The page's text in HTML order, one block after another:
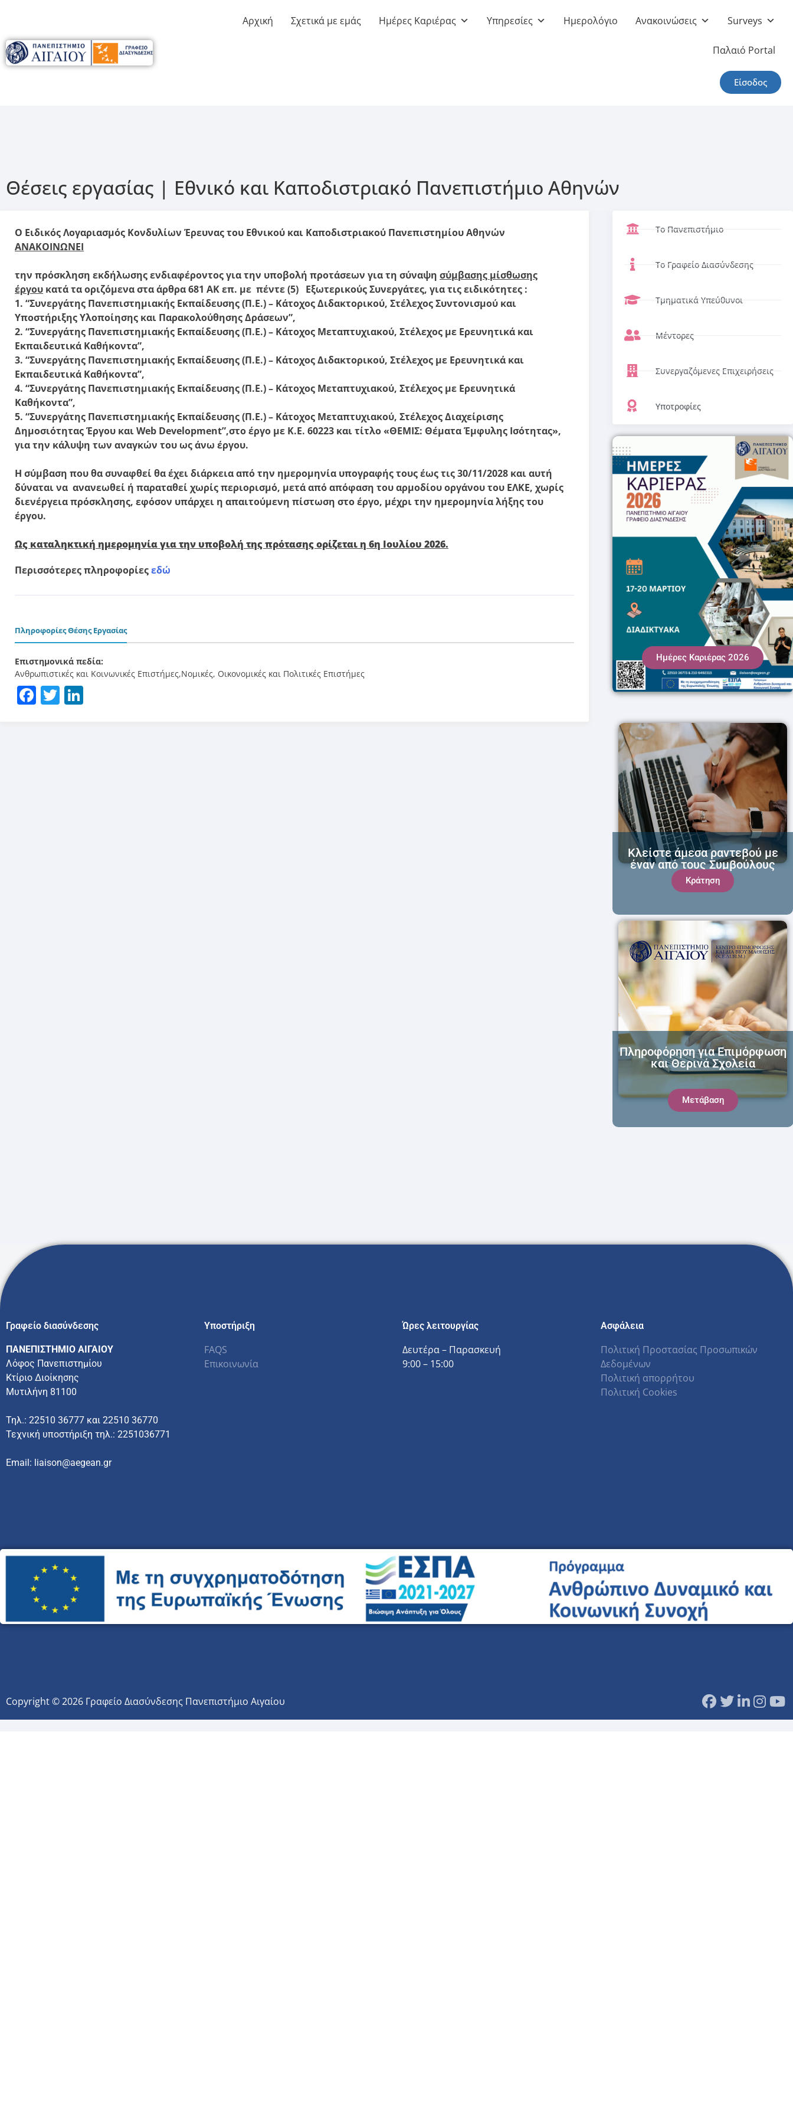
Αρχική Σχετικά με εμάς Ημέρες Καριέρας Υπηρεσίες Ημερολόγιο Ανακοινώσεις Surveys
Παλαιό Portal
Είσοδος
Θέσεις εργασίας | Εθνικό και Καποδιστριακό Πανεπιστήμιο Αθηνών
Ο Ειδικός Λογαριασμός Κονδυλίων Έρευνας του Εθνικού και Καποδιστριακού Πανεπιστημίου Αθηνών
ΑΝΑΚΟΙΝΩΝΕΙ
την πρόσκληση εκδήλωσης ενδιαφέροντος για την υποβολή προτάσεων για τη σύναψη σύμβασης μίσθωσης
έργου κατά τα οριζόμενα στα άρθρα 681 ΑΚ επ. με πέντε (5) Εξωτερικούς Συνεργάτες, για τις ειδικότητες :
1. “Συνεργάτης Πανεπιστημιακής Εκπαίδευσης (Π.Ε.) – Κάτοχος Διδακτορικού, Στέλεχος Συντονισμού και
Υποστήριξης Υλοποίησης και Παρακολούθησης Δράσεων”,
2. “Συνεργάτης Πανεπιστημιακής Εκπαίδευσης (Π.Ε.) – Κάτοχος Μεταπτυχιακού, Στέλεχος με Ερευνητικά και
Εκπαιδευτικά Καθήκοντα”,
3. “Συνεργάτης Πανεπιστημιακής Εκπαίδευσης (Π.Ε.) – Κάτοχος Διδακτορικού, Στέλεχος με Ερευνητικά και
Εκπαιδευτικά Καθήκοντα”,
4. “Συνεργάτης Πανεπιστημιακής Εκπαίδευσης (Π.Ε.) – Κάτοχος Μεταπτυχιακού, Στέλεχος με Ερευνητικά
Καθήκοντα”,
5. “Συνεργάτης Πανεπιστημιακής Εκπαίδευσης (Π.Ε.) – Κάτοχος Μεταπτυχιακού, Στέλεχος Διαχείρισης
Δημοσιότητας Έργου και Web Development”,στο έργο με Κ.Ε. 60223 και τίτλο «ΘΕΜΙΣ: Θέματα Έμφυλης Ισότητας»,
για την κάλυψη των αναγκών του ως άνω έργου.
Η σύμβαση που θα συναφθεί θα έχει διάρκεια από την ημερομηνία υπογραφής τους έως τις 30/11/2028 και αυτή
δύναται να ανανεωθεί ή παραταθεί χωρίς περιορισμό, μετά από απόφαση του αρμοδίου οργάνου του ΕΛΚΕ, χωρίς
διενέργεια πρόσκλησης, εφόσον υπάρχει η απαιτούμενη πίστωση στο έργο, μέχρι την ημερομηνία λήξης του
έργου.
Ως καταληκτική ημερομηνία για την υποβολή της πρότασης ορίζεται η 6η Ιουλίου 2026.
Περισσότερες πληροφορίεςεδώ
Πληροφορίες Θέσης Εργασίας
Επιστημονικά πεδία:
Ανθρωπιστικές και Κοινωνικές Επιστήμες,Νομικές, Οικονομικές και Πολιτικές Επιστήμες
Facebook
Twitter
Το Πανεπιστήμιο
Το Γραφείο Διασύνδεσης
Τμηματικά Υπεύθυνοι
Μέντορες
Συνεργαζόμενες Επιχειρήσεις
Υποτροφίες
Ημέρες Καριέρας 2026
Κράτηση
Κλείστε άμεσα ραντεβού με
έναν από τους Συμβούλους
μας!
Πληροφόρηση για Επιμόρφωση
και Θερινά Σχολεία
Μετάβαση
Γραφείο διασύνδεσης
ΠΑΝΕΠΙΣΤΗΜΙΟ ΑΙΓΑΙΟΥ
Λόφος Πανεπιστημίου
Κτίριο Διοίκησης
Μυτιλήνη 81100
Τηλ.: 22510 36777 και 22510 36770
Τεχνική υποστήριξη τηλ.: 2251036771
Email: liaison@aegean.gr
Υποστήριξη
FAQS
Επικοινωνία
Ώρες λειτουργίας
Δευτέρα – Παρασκευή
9:00 – 15:00
Ασφάλεια
Πολιτική Προστασίας Προσωπικών
Δεδομένων
Πολιτική απορρήτου
Πολιτική Cookies
Copyright © 2026 Γραφείο Διασύνδεσης Πανεπιστήμιο Αιγαίου